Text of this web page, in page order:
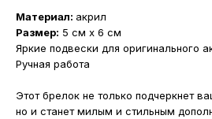
Материал: акрил
Размер: 5 см x 6 см
Яркие подвески для оригинального
Ручная работа
Этот брелок не только подчеркнет
но и станет милым и стильным